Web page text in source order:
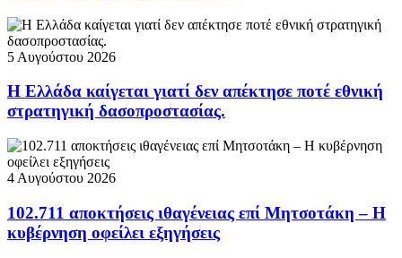
5 Αυγούστου 2026
Η Ελλάδα καίγεται γιατί δεν απέκτησε ποτέ εθνική
στρατηγική δασοπροστασίας.
4 Αυγούστου 2026
102.711 αποκτήσεις ιθαγένειας επί Μητσοτάκη – Η
κυβέρνηση οφείλει εξηγήσεις